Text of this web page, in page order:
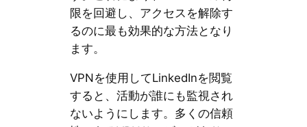
限を回避し、アクセスを解除す
るのに最も効果的な方法となり
ます。
VPNを使用してLinkedInを閲覧
すると、活動が誰にも監視され
ないようにします。多くの信頼